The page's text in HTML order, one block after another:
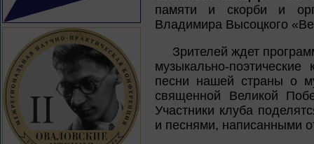
памяти и скорби и
Владимира Высоцкого
Зрителей ждет
музыкально-
песни нашей страны о
священной Великой
Участники клуба
и песнями, написанными